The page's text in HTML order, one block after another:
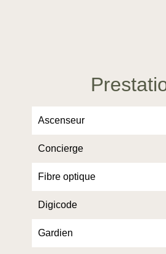
Ascenseur
Concierge
Fibre optique
Digicode
Gardien